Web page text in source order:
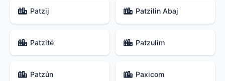
Patzij Patzilin Abaj
Patzité Patzulim
Patzún Paxicom